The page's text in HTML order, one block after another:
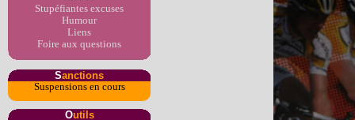
Stupéfiantes excuses
Humour
Liens
Foire aux questions
Sanctions
Suspensions en cours
Outils